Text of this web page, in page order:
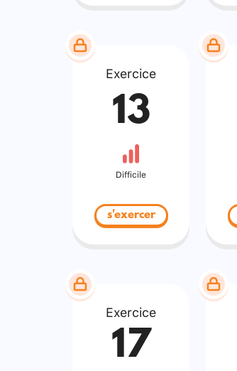
Exercice
13
Difficile
s'exercer
Exercice
17